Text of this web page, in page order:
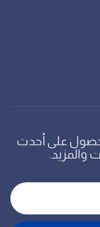
على أحدث
والمزيد.